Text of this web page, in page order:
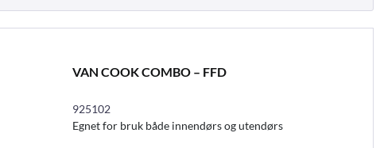
VAN COOK COMBO – FFD
925102
Egnet for bruk både innendørs og utendørs